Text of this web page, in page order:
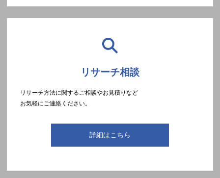
リサーチ相談
リサーチ方法に関するご相談やお見積りなど
お気軽にご連絡ください。
詳細はこちら